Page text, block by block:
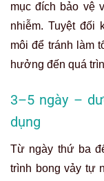
mục đích bảo vệ
nhiễm. Tuyệt đối
môi để tránh làm
hưởng đến quá
3–5 ngày –
dụng
Từ ngày thứ ba
trình bong vảy tự